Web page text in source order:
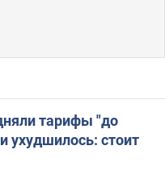
тарифы "до
ухудшилось: стоит